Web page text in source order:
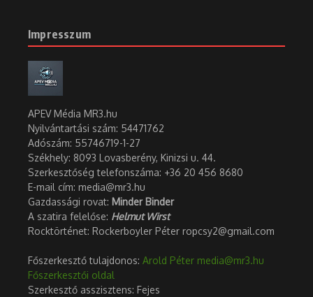
Impresszum
APEV Média MR3.hu
Nyilvántartási szám: 54471762
Adószám: 55746719-1-27
Székhely: 8093 Lovasberény, Kinizsi u. 44.
Szerkesztőség telefonszáma: +36 20 456 8680
E-mail cím: media@mr3.hu
Gazdassági rovat: Minder Binder
A szatira felelőse: Helmut Wirst
Rocktörténet: Rockerboyler Péter ropcsy2@gmail.com
Főszerkesztő tulajdonos: Arold Péter media@mr3.hu
Főszerkesztői oldal
Szerkesztő asszisztens: Fejes